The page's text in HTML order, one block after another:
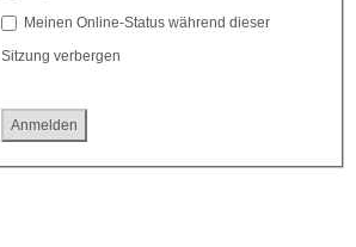
Meinen Online-Status während dieser
Sitzung verbergen